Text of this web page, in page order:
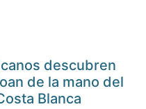
descubren
de la mano del
Blanca